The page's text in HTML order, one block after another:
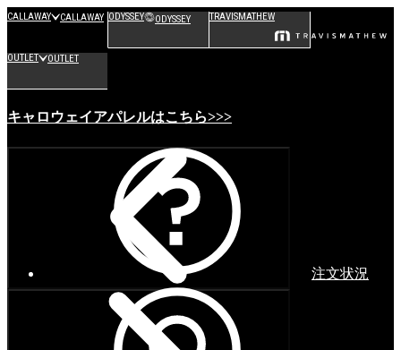
CALLAWAY CALLAWAY ODYSSEY ODYSSEY TRAVISMATHEW
OUTLET OUTLET
キャロウェイアパレルはこちら>>>
注文状況